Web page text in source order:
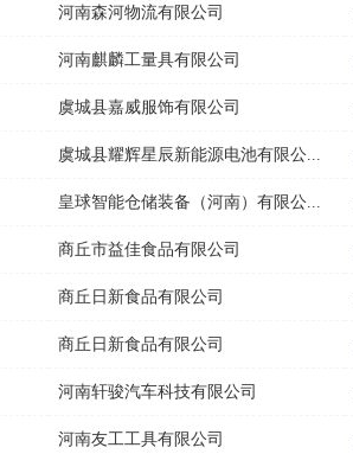
河南森河物流有限公司
河南麒麟工量具有限公司
虞城县嘉威服饰有限公司
虞城县耀辉星辰新能源电池有限公...
皇球智能仓储装备（河南）有限公...
商丘市益佳食品有限公司
商丘日新食品有限公司
商丘日新食品有限公司
河南轩骏汽车科技有限公司
河南友工工具有限公司